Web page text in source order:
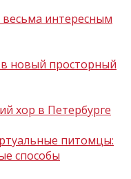
интересным
новый просторный
хор в Петербурге
питомцы:
способы